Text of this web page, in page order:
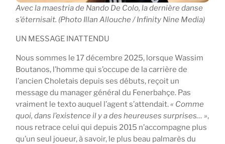
Avec la maestria de Nando De Colo, la dernière danse
s’éternisait. (Photo Illan Allouche / Infinity Nine Media)
UN MESSAGE INATTENDU
Nous sommes le 17 décembre 2025, lorsque Wassim
Boutanos, l’homme qui s’occupe de la carrière de
l’ancien Choletais depuis ses débuts, reçoit un
message du manager général du Fenerbahçe. Pas
vraiment le texto auquel l’agent s’attendait.« Comme
quoi, dans l’existence il y a des heureuses surprises… »,
nous retrace celui qui depuis 2015 n’accompagne plus
qu’un seul joueur, à savoir, le plus beau palmarès du